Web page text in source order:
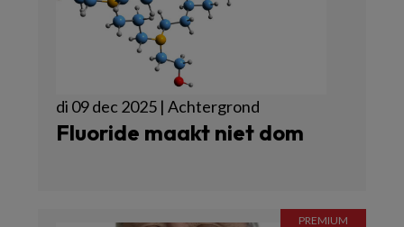
di 09 dec 2025 | Achtergrond
Fluoride maakt niet dom